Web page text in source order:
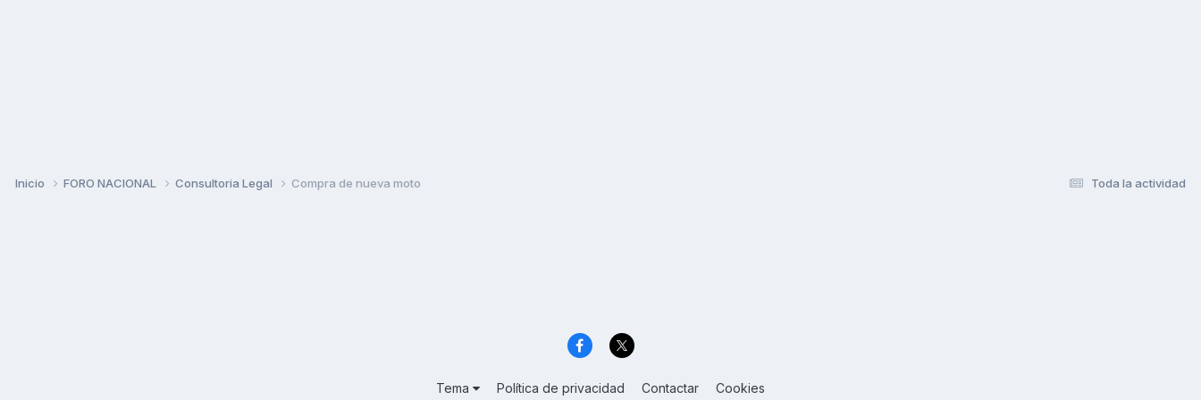
Toda la actividad
Inicio FORO NACIONAL Consultoria Legal Compra de nueva moto
Tema Política de privacidad Contactar Cookies